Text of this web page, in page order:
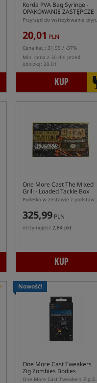
Korda PVA Bag Syringe -
OPAKOWANIE ZASTĘPCZE
20,01 PLN
Cena kat.: 31,99 / -37%
Min. cena z 30 dni przed
obniżką: 20.01
KUP
One More Cast The Mixed
Grill - Loaded Tackle Box
Pudełko w zestawie z
325,99 PLN
otrzymujesz 2,84 pkt
KUP
Nowość!
One More Cast Tweakers
Zig Zombies Bodies
One More Cast Tweakers